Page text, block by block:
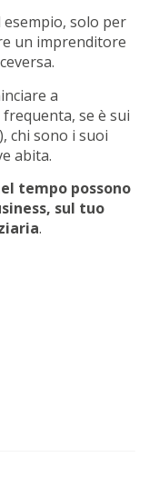
esempio, solo per
un imprenditore
a
se è sui
chi sono i suoi
abita.
tempo possono
sul tuo
.